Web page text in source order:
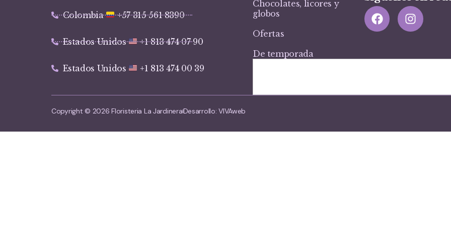
Colombia +57 315 561 8390
Estados Unidos +1 813 474 07 90
Estados Unidos +1 813 474 00 39
Chocolates, licores y
globos
Ofertas
De temporada
Copyright © 2026 Floristeria La JardineraDesarrollo: VIVAweb